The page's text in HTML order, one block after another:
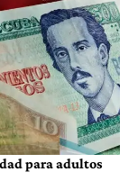
para adultos